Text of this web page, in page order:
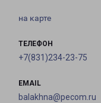
на карте
ТЕЛЕФОН
+7(831)234-23-75
EMAIL
balakhna@pecom.ru